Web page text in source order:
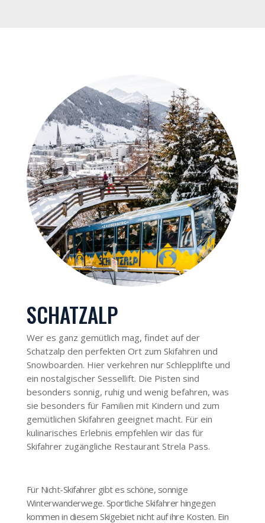
SCHATZALP
Wer es ganz gemütlich mag, findet auf der
Schatzalp den perfekten Ort zum Skifahren und
Snowboarden. Hier verkehren nur Schlepplifte und
ein nostalgischer Sessellift. Die Pisten sind
besonders sonnig, ruhig und wenig befahren, was
sie besonders für Familien mit Kindern und zum
gemütlichen Skifahren geeignet macht. Für ein
kulinarisches Erlebnis empfehlen wir das für
Skifahrer zugängliche Restaurant Strela Pass.
Für Nicht-Skifahrer gibt es schöne, sonnige
Winterwanderwege. Sportliche Skifahrer hingegen
kommen in diesem Skigebiet nicht auf ihre Kosten. Ein